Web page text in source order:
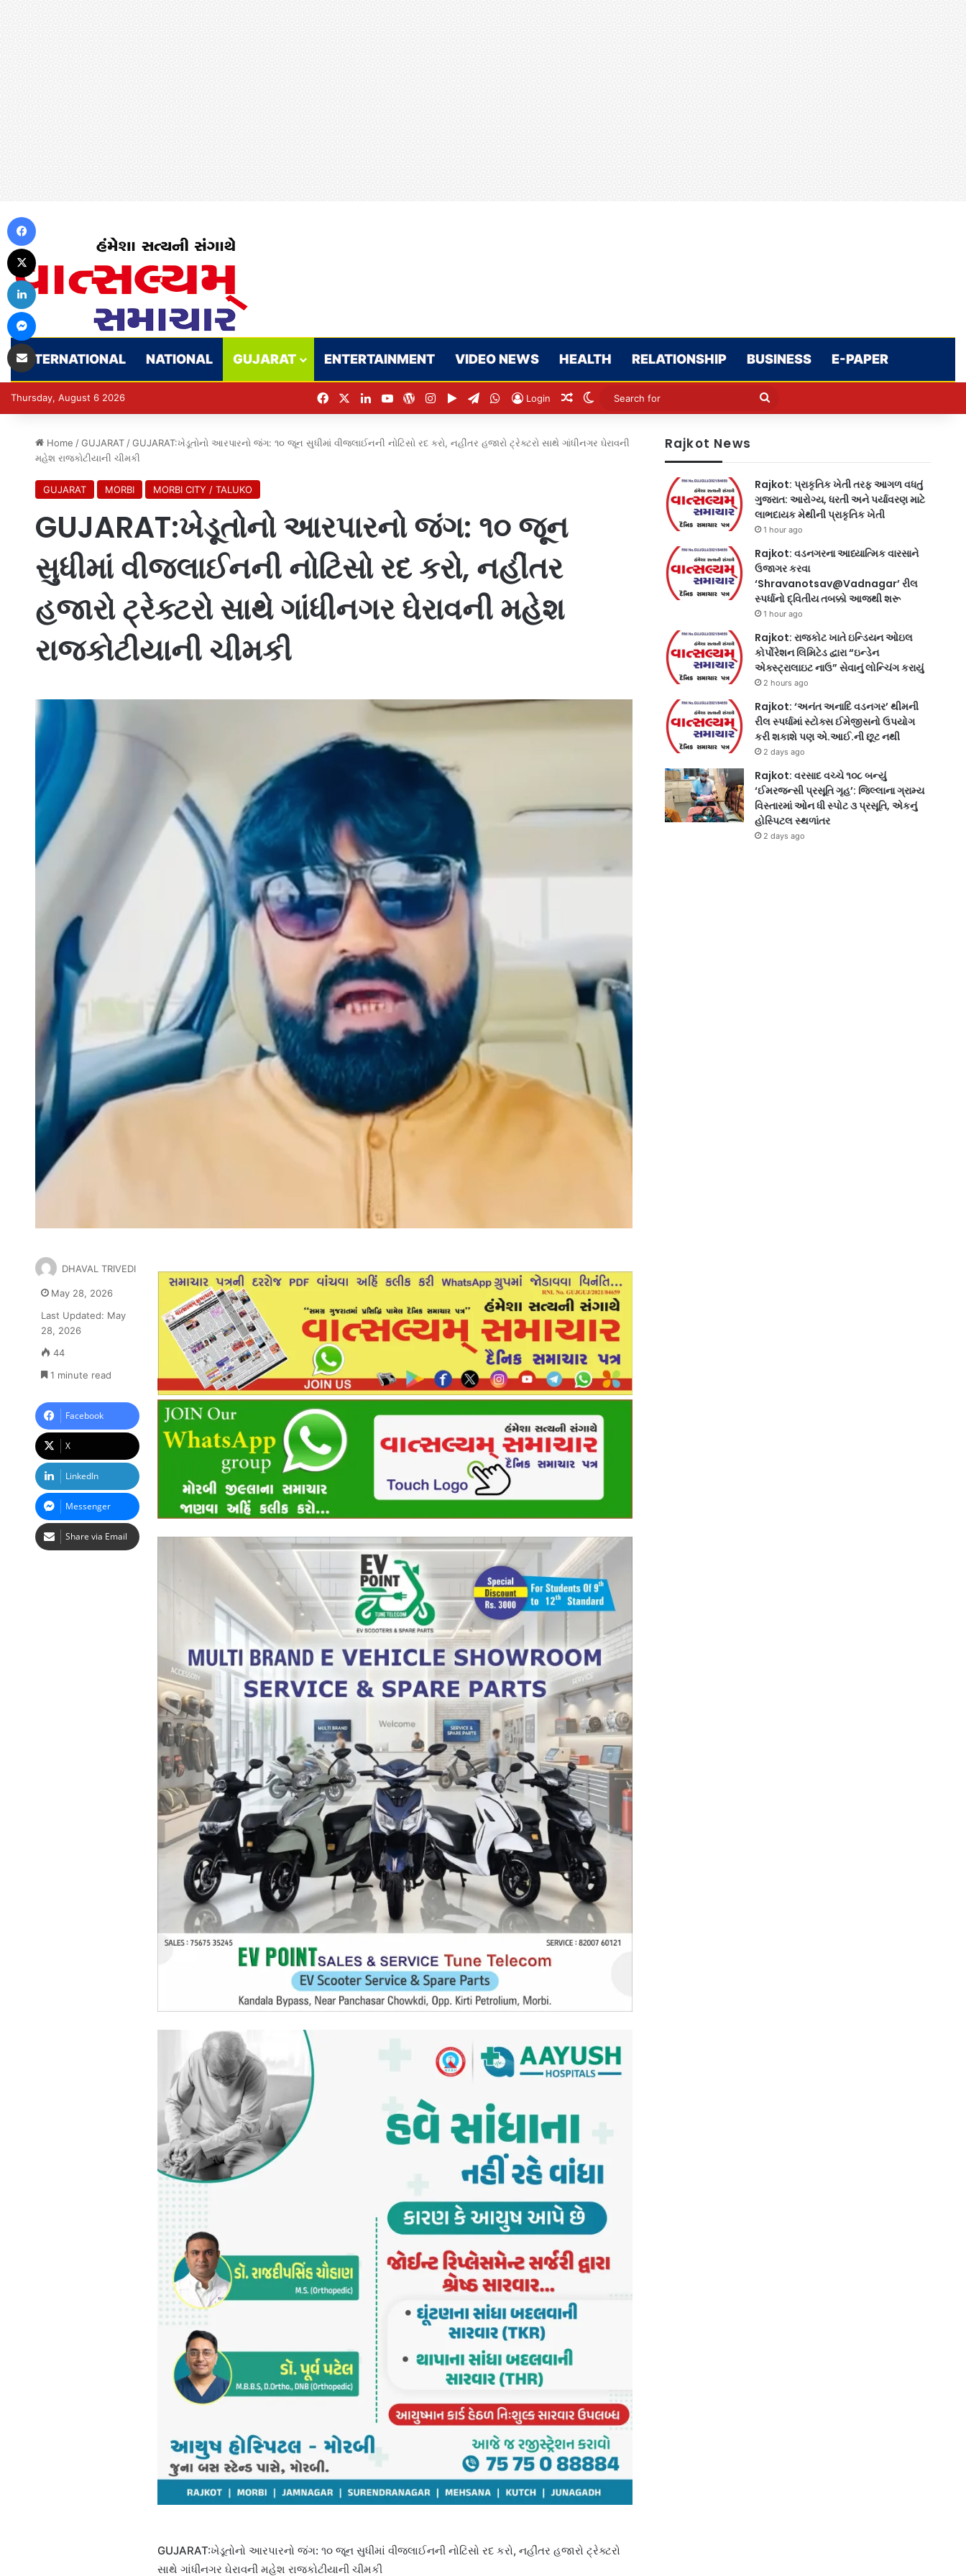
INTERNATIONAL NATIONAL GUJARAT ENTERTAINMENT VIDEO NEWS HEALTH RELATIONSHIP BUSINESS E-PAPER
Thursday, August 6 2026 FacebookLinkedInYouTubeWordPress
Instagram
Google Play
TelegramWhatsApp
Login Random Article
Switch skin
Search
Home / GUJARAT / GUJARAT:ખેડૂતોનો આરપારનો જંગ: ૧૦ જૂન સુધીમાં વીજલાઈનની નોટિસો રદ કરો, નહીંતર હજારો ટ્રેક્ટરો સાથે ગાંધીનગર ઘેરાવની
મહેશ રાજકોટીયાની ચીમકી
GUJARAT MORBI MORBI CITY / TALUKO
GUJARAT:ખેડૂતોનો આરપારનો જંગ: ૧૦ જૂન
સુધીમાં વીજલાઈનની નોટિસો રદ કરો, નહીંતર
હજારો ટ્રેક્ટરો સાથે ગાંધીનગર ઘેરાવની મહેશ
રાજકોટીયાની ચીમકી
GUJARAT:ખેડૂતોનો આરપારનો જંગ: ૧૦ જૂન સુધીમાં વીજલાઈનની નોટિસો રદ કરો, નહીંતર હજારો ટ્રેક્ટરો
સાથે ગાંધીનગર ઘેરાવની મહેશ રાજકોટીયાની ચીમકી
DHAVAL TRIVEDI
May 28, 2026
Last Updated: May
28, 2026
44
1 minute read
Facebook
X
LinkedIn
Messenger
Share via Email
Rajkot News
Rajkot: પ્રાકૃતિક ખેતી તરફ આગળ વધતું
ગુજરાત: આરોગ્ય, ધરતી અને પર્યાવરણ માટે
લાભદાયક મેથીની પ્રાકૃતિક ખેતી
1 hour ago
Rajkot: વડનગરના આધ્યાત્મિક વારસાને
ઉજાગર કરવા
‘Shravanotsav@Vadnagar’ રીલ
સ્પર્ધાનો દ્વિતીય તબક્કો આજથી શરૂ
1 hour ago
Rajkot: રાજકોટ ખાતે ઇન્ડિયન ઓઇલ
કોર્પોરેશન લિમિટેડ દ્વારા “ઇન્ડેન
એક્સ્ટ્રાલાઇટ નાઉ” સેવાનું લોન્ચિંગ કરાયું
2 hours ago
Rajkot: ‘અનંત અનાદિ વડનગર’ થીમની
રીલ સ્પર્ધામાં સ્ટોક્સ ઈમેજીસનો ઉપયોગ
કરી શકાશે પણ એ.આઈ.ની છૂટ નથી
2 days ago
Rajkot: વરસાદ વચ્ચે ૧૦૮ બન્યું
‘ઈમરજન્સી પ્રસૂતિ ગૃહ’: જિલ્લાના ગ્રામ્ય
વિસ્તારમાં ઓન ધી સ્પોટ ૩ પ્રસૂતિ, એકનું
હોસ્પિટલ સ્થળાંતર
2 days ago
LinkedIn